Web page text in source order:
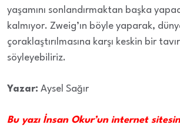
yaşamını sonlandırmaktan başka
kalmıyor. Zweig’ın böyle yaparak,
çoraklaştırılmasına karşı keskin bir
söyleyebiliriz.
Yazar: Aysel Sağır
Bu yazı İnsan Okur’un internet